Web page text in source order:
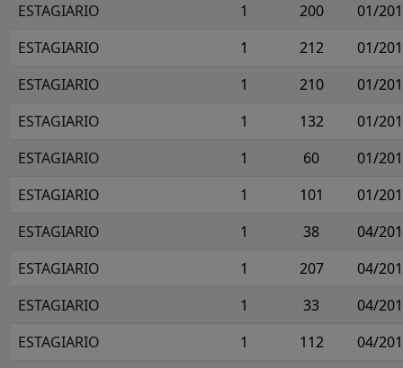
ESTAGIARIO
1 200
01/
ESTAGIARIO
1 212
01/
ESTAGIARIO
1 210
01/
ESTAGIARIO
1 132
01/
ESTAGIARIO
1 60
01/
ESTAGIARIO
1 101
01/
ESTAGIARIO
1 38
04/
ESTAGIARIO
1 207
04/
ESTAGIARIO
1 33
04/
ESTAGIARIO
1 112 04/